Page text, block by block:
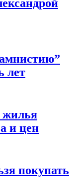
лет
жилья
и цен
покупать